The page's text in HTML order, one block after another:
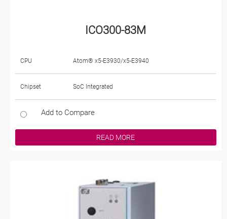
ICO300-83M
CPU Atom® x5-E3930/x5-E3940
Chipset SoC Integrated
Add to Compare
READ MORE